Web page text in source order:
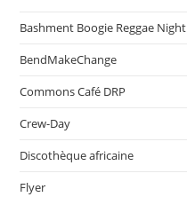
Bashment Boogie Reggae Night
BendMakeChange
Commons Café DRP
Crew-Day
Discothèque africaine
Flyer